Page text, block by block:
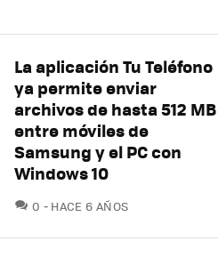
La aplicación Tu Teléfono
ya permite enviar
archivos de hasta 512 MB
entre móviles de
Samsung y el PC con
Windows 10
0 COMENTARIOS
HACE 6 AÑOS